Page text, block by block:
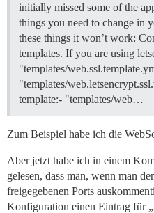
initially missed some of the
things you need to change in
these things it won’t work:
templates. If you are using
"templates/
"templates/
template:- "templates/web…
Zum Beispiel habe ich die
Aber jetzt habe ich in einem
gelesen, dass man, wenn man
freigegebenen Ports
Konfiguration einen Eintrag für